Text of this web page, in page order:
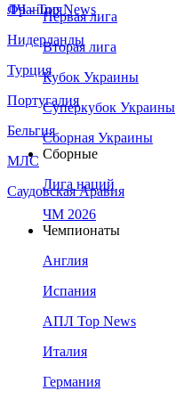
Франция
Нидерланды
Турция
Португалия
Бельгия
МЛС
Саудовская Аравия
ЛЧ - Top News
Первая лига
Вторая лига
Кубок Украины
Суперкубок Украины
Сборная Украины
Сборные
Лига наций
ЧМ 2026
Чемпионаты
Англия
Испания
АПЛ Top News
Италия
Германия